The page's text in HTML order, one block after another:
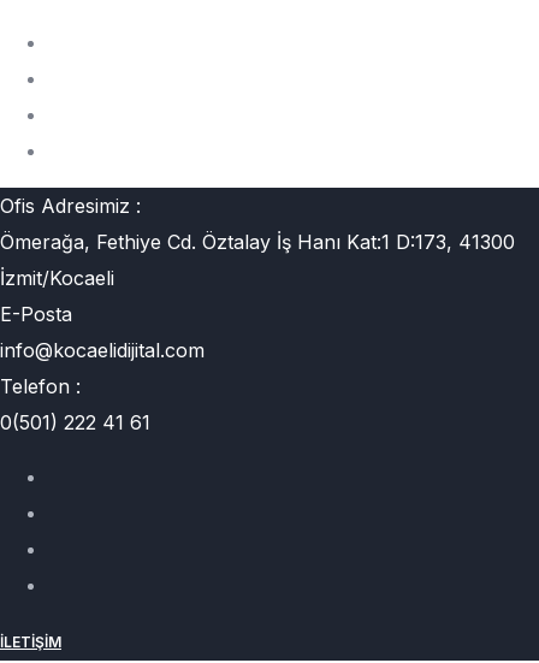
Ofis Adresimiz :
Ömerağa, Fethiye Cd. Öztalay İş Hanı Kat:1 D:173, 41300
İzmit/Kocaeli
E-Posta
info@kocaelidijital.com
Telefon :
0(501) 222 41 61
İLETIŞIM